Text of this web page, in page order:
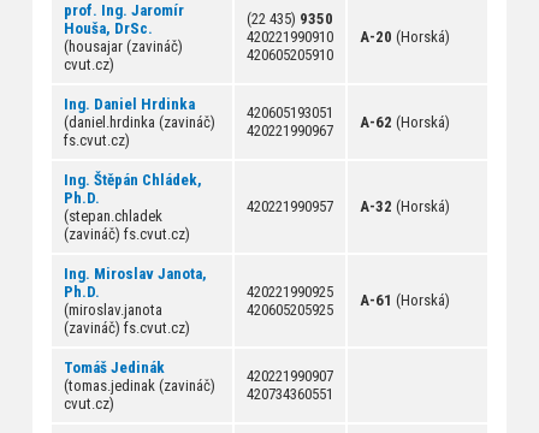
prof. Ing. Jaromír
Houša, DrSc.
(housajar (zavináč)
cvut.cz)
(22 435) 9350
420221990910
420605205910
A-20 (Horská)
Ing. Daniel Hrdinka
(daniel.hrdinka (zavináč)
fs.cvut.cz)
420605193051
420221990967
A-62 (Horská)
Ing. Štěpán Chládek,
Ph.D.
(stepan.chladek
(zavináč) fs.cvut.cz)
420221990957 A-32 (Horská)
Ing. Miroslav Janota,
Ph.D.
(miroslav.janota
(zavináč) fs.cvut.cz)
420221990925
420605205925
A-61 (Horská)
Tomáš Jedinák
(tomas.jedinak (zavináč)
cvut.cz)
420221990907
420734360551